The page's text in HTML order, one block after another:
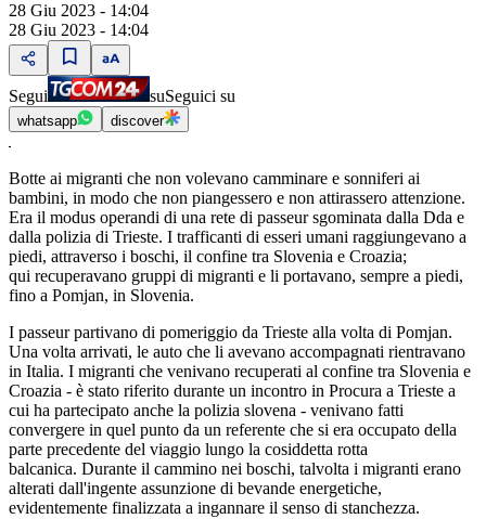
28 Giu 2023 - 14:04
28 Giu 2023 - 14:04
Segui suSeguici su
whatsapp discover
Botte ai migranti che non volevano camminare e sonniferi ai
bambini, in modo che non piangessero e non attirassero attenzione.
Era il modus operandi di una rete di passeur sgominata dalla Dda e
dalla polizia di Trieste. I trafficanti di esseri umani raggiungevano a
piedi, attraverso i boschi, il confine tra Slovenia e Croazia;
qui recuperavano gruppi di migranti e li portavano, sempre a piedi,
fino a Pomjan, in Slovenia.
I passeur partivano di pomeriggio da Trieste alla volta di Pomjan.
Una volta arrivati, le auto che li avevano accompagnati rientravano
in Italia. I migranti che venivano recuperati al confine tra Slovenia e
Croazia - è stato riferito durante un incontro in Procura a Trieste a
cui ha partecipato anche la polizia slovena - venivano fatti
convergere in quel punto da un referente che si era occupato della
parte precedente del viaggio lungo la cosiddetta rotta
balcanica. Durante il cammino nei boschi, talvolta i migranti erano
alterati dall'ingente assunzione di bevande energetiche,
evidentemente finalizzata a ingannare il senso di stanchezza.